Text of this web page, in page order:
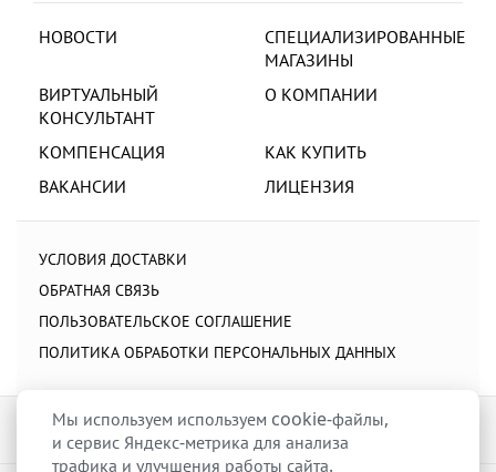
НОВОСТИ
СПЕЦИАЛИЗИРОВАННЫЕ
МАГАЗИНЫ
ВИРТУАЛЬНЫЙ
КОНСУЛЬТАНТ
О КОМПАНИИ
КОМПЕНСАЦИЯ
КАК КУПИТЬ
ВАКАНСИИ
ЛИЦЕНЗИЯ
УСЛОВИЯ ДОСТАВКИ
ОБРАТНАЯ СВЯЗЬ
ПОЛЬЗОВАТЕЛЬСКОЕ СОГЛАШЕНИЕ
ПОЛИТИКА ОБРАБОТКИ ПЕРСОНАЛЬНЫХ ДАННЫХ
Мы используем используем cookie-файлы,
и сервис Яндекс-метрика для анализа
трафика и улучшения работы сайта.